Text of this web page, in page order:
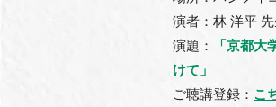
演者：林 洋平
演題：
「京都
けて」
ご聴講登録： こ